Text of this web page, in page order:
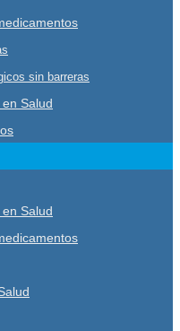
sin barreras
Salud
Salud